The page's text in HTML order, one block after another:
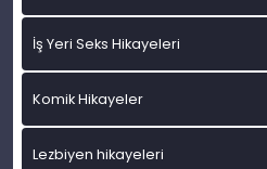
İş Yeri Seks Hikayeleri
Komik Hikayeler
Lezbiyen hikayeleri